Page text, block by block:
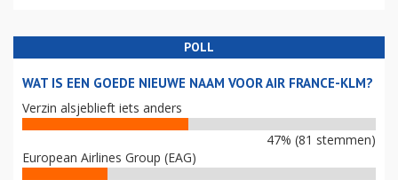
POLL
WAT IS EEN GOEDE NIEUWE NAAM VOOR AIR FRANCE-KLM?
Verzin alsjeblieft iets anders
47% (81 stemmen)
European Airlines Group (EAG)